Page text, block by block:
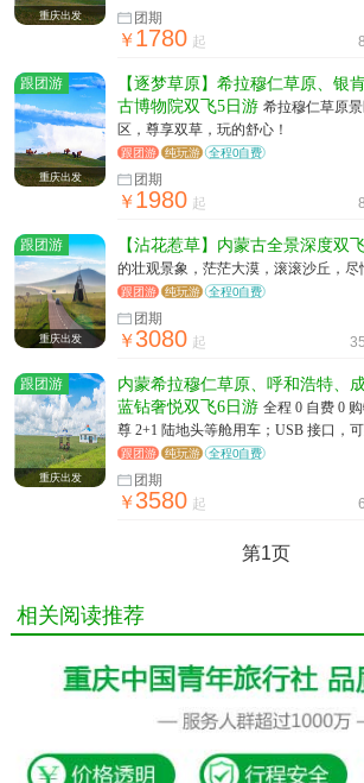
重庆出发 团期
￥1780 起
跟团游
重庆出发
【逐梦草原】希拉穆仁草原、银
古博物院双飞5日游 希拉穆仁草原
区，尊享双草，玩的舒心！
跟团游 纯玩游 全程0自费
团期
￥1980 起
跟团游
重庆出发
【沾花惹草】内蒙古全景深度双
的壮观景象，茫茫大漠，滚滚沙丘，尽
跟团游 纯玩游 全程0自费
团期
￥3080 起
跟团游
重庆出发
内蒙希拉穆仁草原、呼和浩特、
蓝钻奢悦双飞6日游 全程 0 自费 0
尊 2+1 陆地头等舱用车；USB 接口，
跟团游 纯玩游 全程0自费
团期
￥3580 起
第1页
相关阅读推荐